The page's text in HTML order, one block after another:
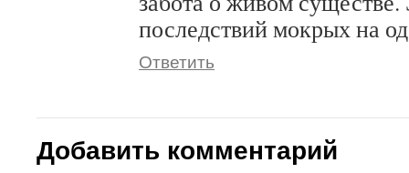
последствий мокрых на
Ответить
Добавить комментарий